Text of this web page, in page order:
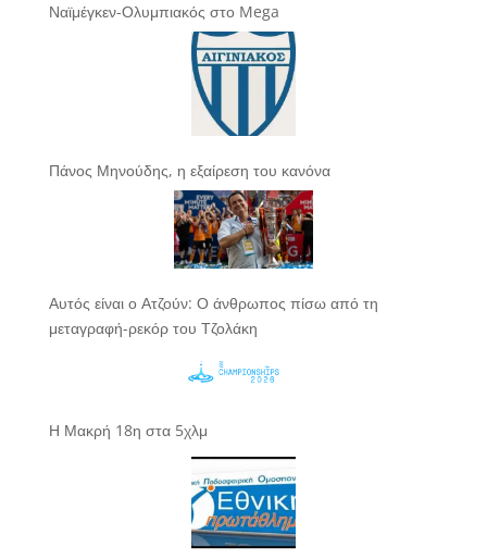
Ναϊμέγκεν-Ολυμπιακός στο Mega
Πάνος Μηνούδης, η εξαίρεση του κανόνα
Αυτός είναι ο Ατζούν: Ο άνθρωπος πίσω από τη
μεταγραφή-ρεκόρ του Τζολάκη
Η Μακρή 18η στα 5χλμ